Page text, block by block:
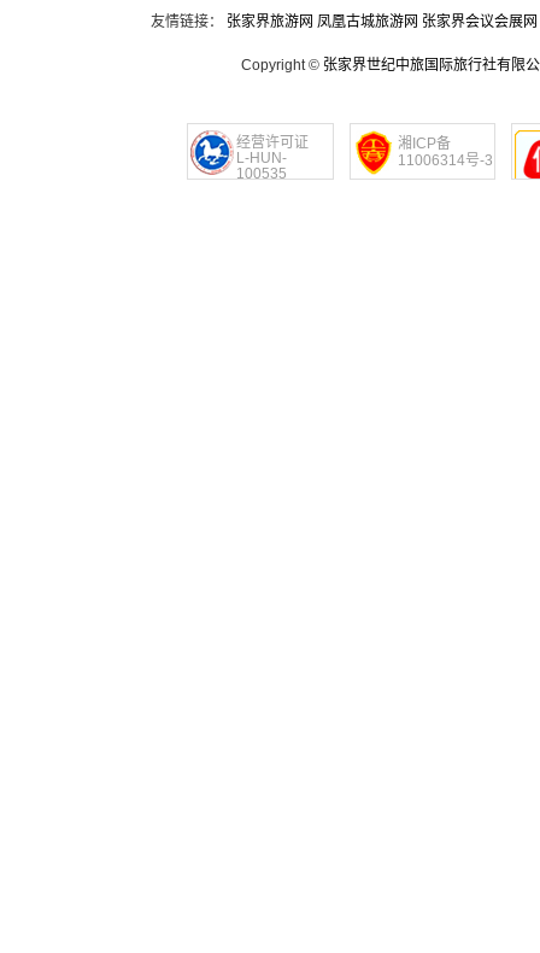
友情链接： 张家界旅游网 凤凰古城旅游网 张家界会议会展网
Copyright © 张家界世纪中旅国际旅行社有限
经营许可证
L-HUN-
100535
湘ICP备
11006314号-3